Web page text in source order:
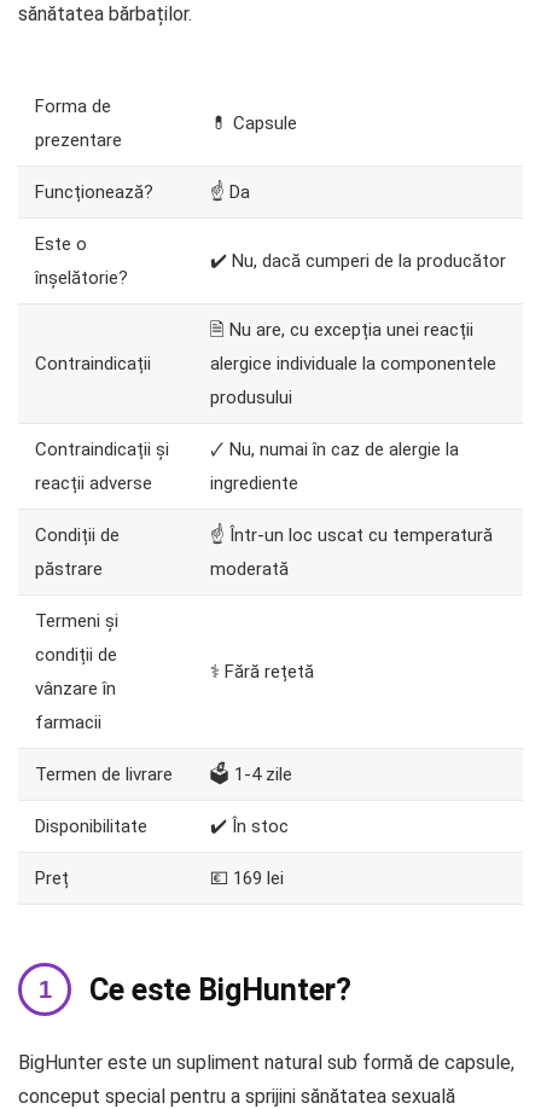
sănătatea bărbaților.
Forma de
prezentare
💊 Capsule
Funcționează? ☝ Da
Este o
înșelătorie?
✔️ Nu, dacă cumperi de la producător
Contraindicații
🗎 Nu are, cu excepția unei reacții
alergice individuale la componentele
produsului
Contraindicații și
reacții adverse
🗸 Nu, numai în caz de alergie la
ingrediente
Condiții de
păstrare
☝ Într-un loc uscat cu temperatură
moderată
Termeni și
condiții de
vânzare în
farmacii
⚕️ Fără rețetă
Termen de livrare 🗳️ 1-4 zile
Disponibilitate ✔️ În stoc
Preț 💶 169 lei
Ce este BigHunter?
BigHunter este un supliment natural sub formă de capsule,
conceput special pentru a sprijini sănătatea sexuală